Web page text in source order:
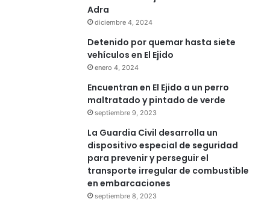
Adra
diciembre 4, 2024
Detenido por quemar hasta siete
vehículos en El Ejido
enero 4, 2024
Encuentran en El Ejido a un perro
maltratado y pintado de verde
septiembre 9, 2023
La Guardia Civil desarrolla un
dispositivo especial de seguridad
para prevenir y perseguir el
transporte irregular de combustible
en embarcaciones
septiembre 8, 2023